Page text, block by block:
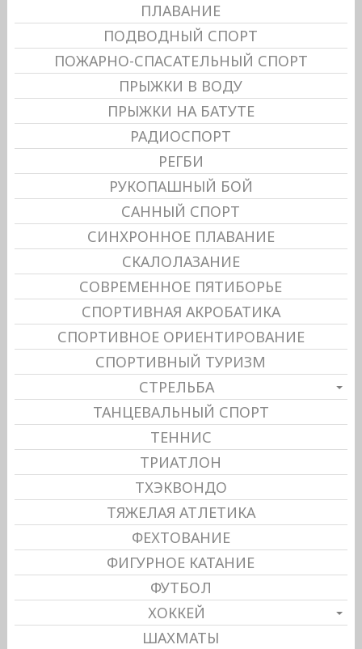
ПЛАВАНИЕ
ПОДВОДНЫЙ СПОРТ
ПОЖАРНО-СПАСАТЕЛЬНЫЙ СПОРТ
ПРЫЖКИ В ВОДУ
ПРЫЖКИ НА БАТУТЕ
РАДИОСПОРТ
РЕГБИ
РУКОПАШНЫЙ БОЙ
САННЫЙ СПОРТ
СИНХРОННОЕ ПЛАВАНИЕ
СКАЛОЛАЗАНИЕ
СОВРЕМЕННОЕ ПЯТИБОРЬЕ
СПОРТИВНАЯ АКРОБАТИКА
СПОРТИВНОЕ ОРИЕНТИРОВАНИЕ
СПОРТИВНЫЙ ТУРИЗМ
СТРЕЛЬБА
ТАНЦЕВАЛЬНЫЙ СПОРТ
ТЕННИС
ТРИАТЛОН
ТХЭКВОНДО
ТЯЖЕЛАЯ АТЛЕТИКА
ФЕХТОВАНИЕ
ФИГУРНОЕ КАТАНИЕ
ФУТБОЛ
ХОККЕЙ
ШАХМАТЫ